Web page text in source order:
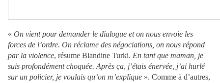
« On vient pour demander le dialogue et on nous envoie les
forces de l’ordre. On réclame des négociations, on nous répond
par la violence, résume Blandine Turki. En tant que maman, je
suis profondément choquée. Après ça, j’étais énervée, j’ai hurlé
sur un policier, je voulais qu’on m’explique ». Comme à d’autres,